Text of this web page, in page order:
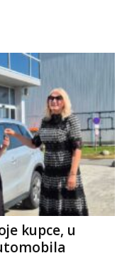
kupce, u